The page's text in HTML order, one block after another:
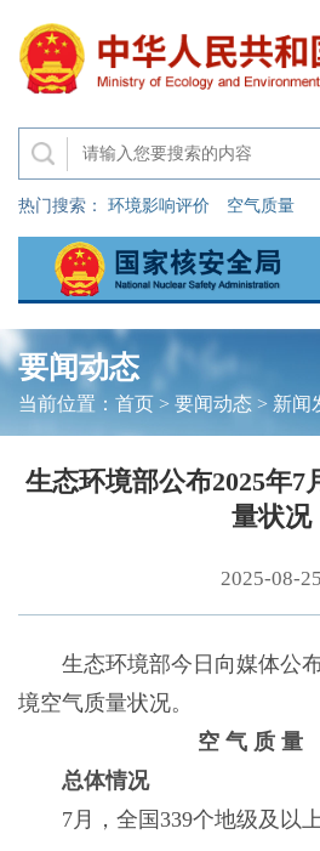
热门搜索： 环境影响评价 空气质量
要闻动态
当前位置： 首页> 要闻动态 > 新闻
生态环境部公布2025年7
量状况
2025-08-25
生态环境部今日向媒体公布
境空气质量状况。
空 气 质 量
总体情况
7月，全国339个地级及以